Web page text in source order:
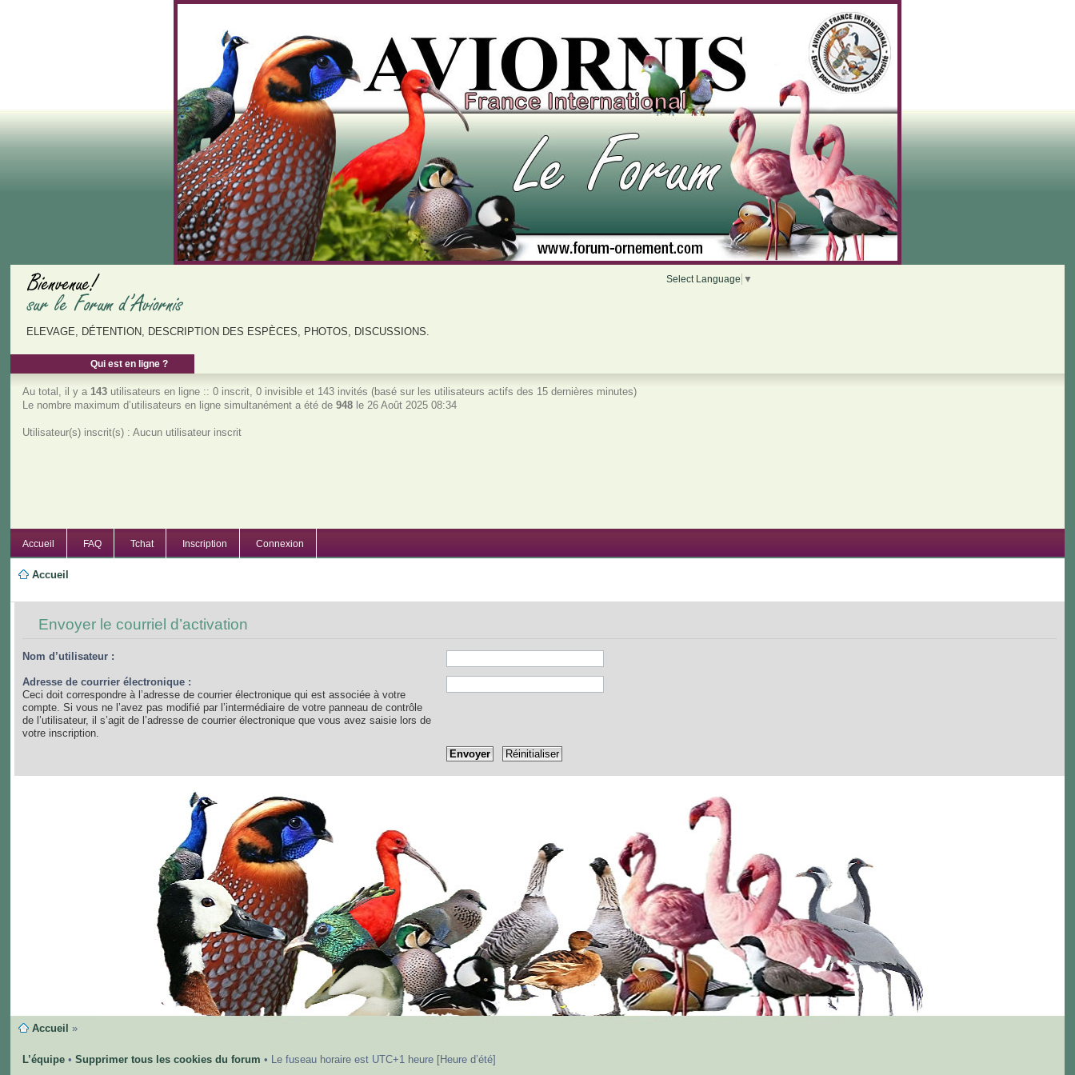
Select Language ▼
ELEVAGE, DÉTENTION, DESCRIPTION DES ESPÈCES, PHOTOS, DISCUSSIONS.
Qui est en ligne ?
Au total, il y a 143 utilisateurs en ligne :: 0 inscrit, 0 invisible et 143 invités (basé sur les utilisateurs actifs des 15 dernières minutes)
Le nombre maximum d’utilisateurs en ligne simultanément a été de948 le 26 Août 2025 08:34
Utilisateur(s) inscrit(s) : Aucun utilisateur inscrit
Accueil FAQ Tchat Inscription Connexion
Accueil
Envoyer le courriel d’activation
Nom d’utilisateur :
Adresse de courrier électronique :
Ceci doit correspondre à l’adresse de courrier électronique qui est associée à votre
compte. Si vous ne l’avez pas modifié par l’intermédiaire de votre panneau de contrôle
de l’utilisateur, il s’agit de l’adresse de courrier électronique que vous avez saisie lors de
votre inscription.
Accueil »
L’équipe •Supprimer tous les cookies du forum • Le fuseau horaire est UTC+1 heure [Heure d’été]